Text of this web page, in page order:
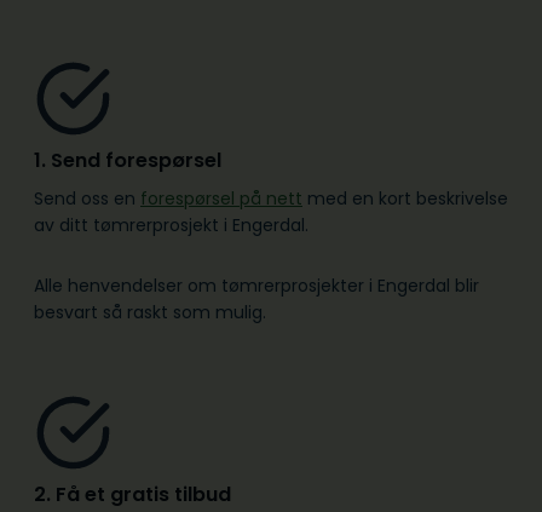
1. Send forespørsel
Send oss en forespørsel på nett med en kort beskrivelse
av ditt tømrerprosjekt i Engerdal.
Alle henvendelser om tømrerprosjekter i Engerdal blir
besvart så raskt som mulig.
2. Få et gratis tilbud